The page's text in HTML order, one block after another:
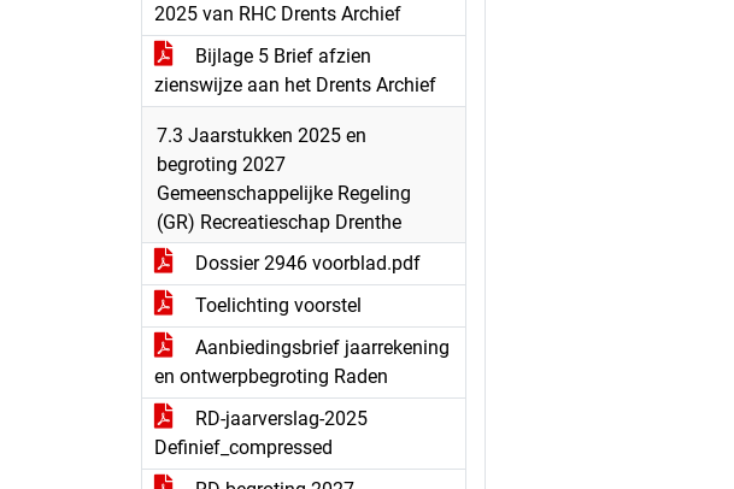
2025 van RHC Drents Archief
Bijlage 5 Brief afzien
zienswijze aan het Drents Archief
7.3 Jaarstukken 2025 en
begroting 2027
Gemeenschappelijke Regeling
(GR) Recreatieschap Drenthe
Dossier 2946 voorblad.pdf
Toelichting voorstel
Aanbiedingsbrief jaarrekening
en ontwerpbegroting Raden
RD-jaarverslag-2025
Definief_compressed